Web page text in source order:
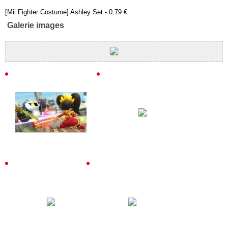
[Mii Fighter Costume] Ashley Set - 0,79 €
Galerie images